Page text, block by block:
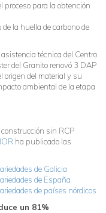
proceso para la obtención
la huella de carbono de
técnica del Centro
del Granito renovó 3 DAP
origen del material y su
ambiental de la etapa
sin RCP
ha publicado las
de Galicia
de España
de países nórdicos
un 81%